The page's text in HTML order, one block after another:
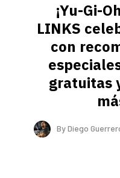
¡Yu-Gi-
LINKS
con
gratuitas
ByDiego